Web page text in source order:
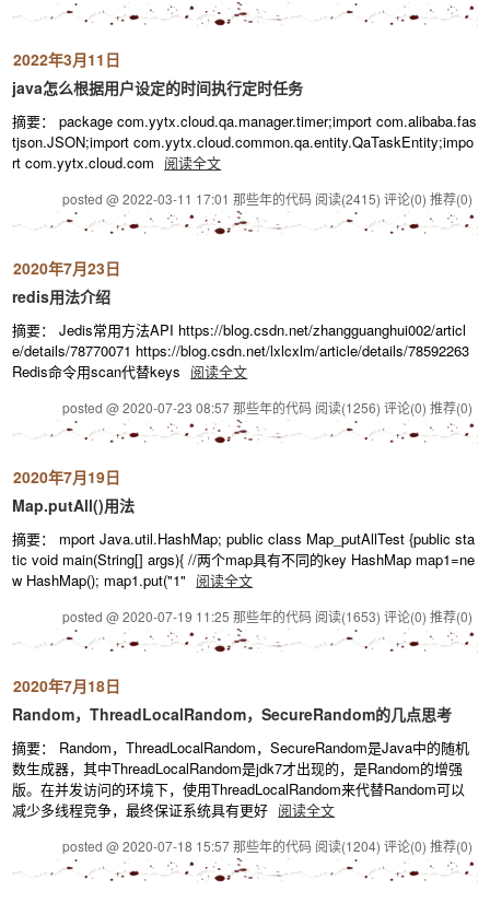
2022年3月11日
java怎么根据用户设定的时间执行定时任务
摘要： package com.yytx.cloud.qa.manager.timer;import com.alibaba.fas
tjson.JSON;import com.yytx.cloud.common.qa.entity.QaTaskEntity;impo
rt com.yytx.cloud.com 阅读全文
posted @ 2022-03-11 17:01 那些年的代码 阅读(2415) 评论(0) 推荐(0)
2020年7月23日
redis用法介绍
摘要： Jedis常用方法API https://blog.csdn.net/zhangguanghui002/articl
e/details/78770071 https://blog.csdn.net/lxlcxlm/article/details/78592263
Redis命令用scan代替keys 阅读全文
posted @ 2020-07-23 08:57 那些年的代码 阅读(1256) 评论(0) 推荐(0)
2020年7月19日
Map.putAll()用法
摘要： mport Java.util.HashMap; public class Map_putAllTest {public sta
tic void main(String[] args){ //两个map具有不同的key HashMap map1=ne
w HashMap(); map1.put("1" 阅读全文
posted @ 2020-07-19 11:25 那些年的代码 阅读(1653) 评论(0) 推荐(0)
2020年7月18日
Random，ThreadLocalRandom，SecureRandom的几点思考
摘要： Random，ThreadLocalRandom，SecureRandom是Java中的随机
数生成器，其中ThreadLocalRandom是jdk7才出现的，是Random的增强
版。在并发访问的环境下，使用ThreadLocalRandom来代替Random可以
减少多线程竞争，最终保证系统具有更好 阅读全文
posted @ 2020-07-18 15:57 那些年的代码 阅读(1204) 评论(0) 推荐(0)